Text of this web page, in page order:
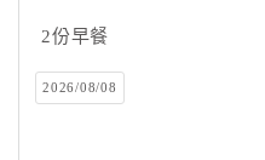
員
戶
2份早餐
2026/08/08